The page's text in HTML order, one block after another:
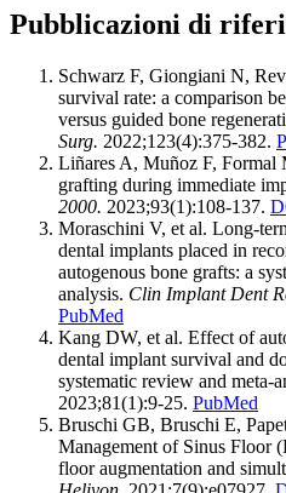
Pubblicazioni di
Schwarz F, Giongiani N,
survival rate: a comparison
versus guided bone
Surg. 2022;123(4):375-382.
Liñares A, Muñoz F, Formal
grafting during immediate
2000. 2023;93(1):108-137.
Moraschini V, et al. Long-
dental implants placed in
autogenous bone grafts: a
analysis. Clin Implant Dent
PubMed
Kang DW, et al. Effect of
dental implant survival and
systematic review and meta-
2023;81(1):9-25. PubMed
Bruschi GB, Bruschi E,
Management of Sinus Floor
floor augmentation and